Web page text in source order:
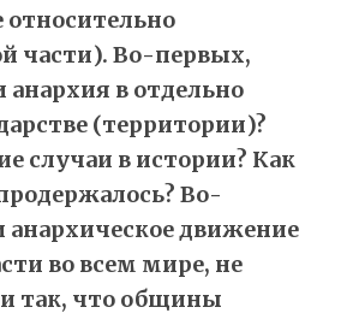
относительно
части). Во-первых,
в отдельно
(территории)?
случаи в истории? Как
Во-
анархическое движение
во всем мире, не
так, что общины